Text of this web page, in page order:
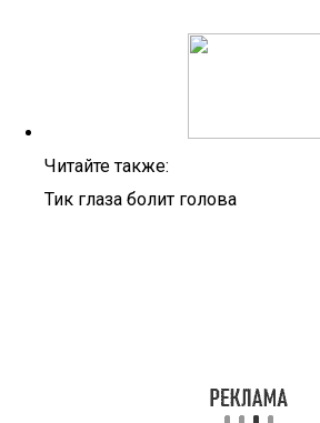
Читайте также:
Тик глаза болит голова